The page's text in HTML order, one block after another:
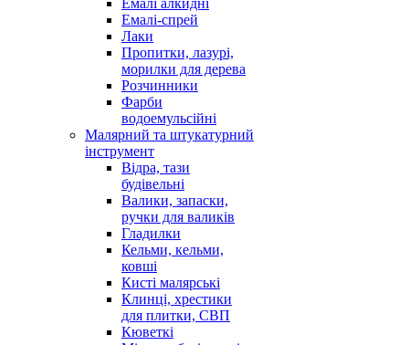
Емалі алкидні
Емалі-спрей
Лаки
Пропитки, лазурі,
морилки для дерева
Розчинники
Фарби
водоемульсійні
Малярний та штукатурний
інструмент
Відра, тази
будівельні
Валики, запаски,
ручки для валиків
Гладилки
Кельми, кельми,
ковші
Кисті малярські
Клинці, хрестики
для плитки, СВП
Кюветкі